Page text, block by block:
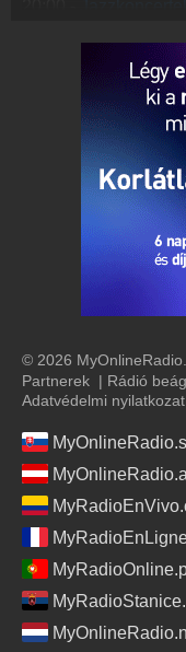
és a Szakcsi
I. Pege Aladár
Km.: Erdélyi László
Sándor (gitár),
(Magyar Rádi
...Tovább
Jazzlabor
© 2026
Partnerek | Rádió
Adatvédelmi nyilatkozat
MyOnlineRadio.nl